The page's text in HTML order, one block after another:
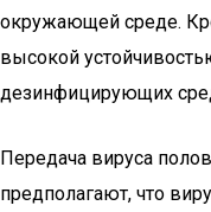
окружающей среде.
высокой
дезинфицирующих
Передача вируса
предполагают, что